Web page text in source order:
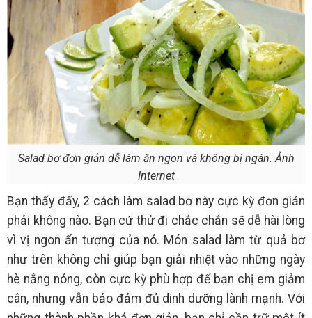
Salad bơ đơn giản dễ làm ăn ngon và không bị ngán. Ảnh
Internet
Bạn thấy đấy, 2 cách làm salad bơ này cực kỳ đơn giản
phải không nào. Bạn cứ thử đi chắc chắn sẽ dễ hài lòng
vì vị ngon ấn tượng của nó. Món salad làm từ quả bơ
như trên không chỉ giúp bạn giải nhiệt vào những ngày
hè nắng nóng, còn cực kỳ phù hợp để bạn chị em giảm
cân, nhưng vẫn bảo đảm đủ dinh dưỡng lành mạnh. Với